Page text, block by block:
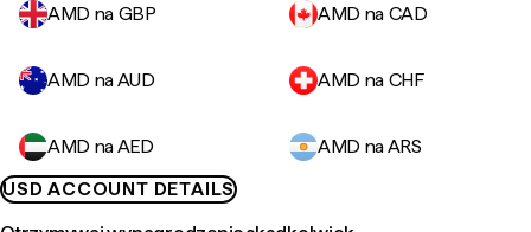
AMD na GBP AMD na CAD
AMD na AUD AMD na CHF
AMD na AED
AMD na ARS
USD ACCOUNT DETAILS